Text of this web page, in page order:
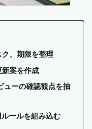
、期限を整理
案を作成
ューの確認観点を抽
ールを組み込む